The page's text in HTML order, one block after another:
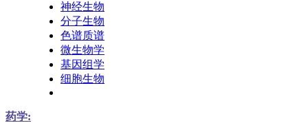
神经生物
分子生物
色谱质谱
微生物学
基因组学
细胞生物
药学: